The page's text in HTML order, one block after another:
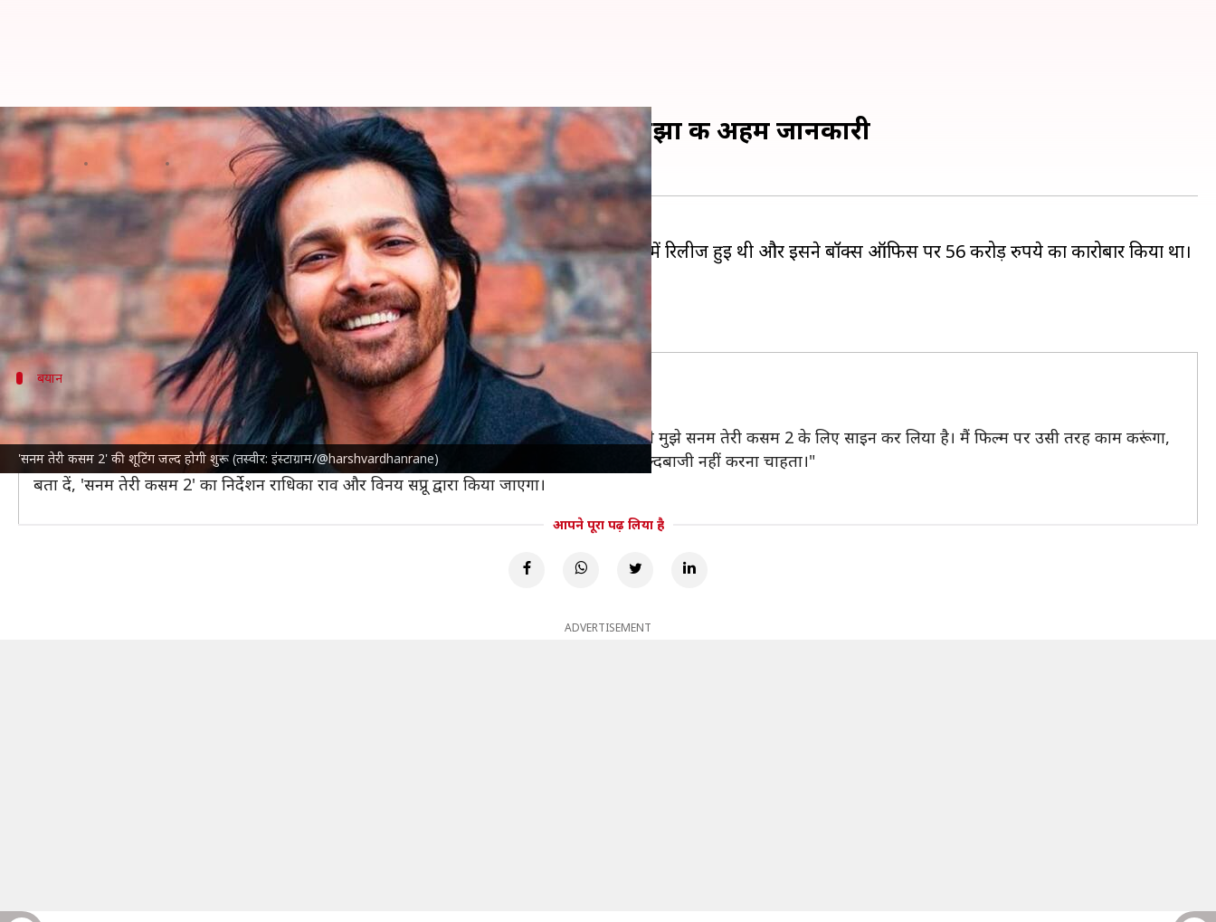
'सनम तेरी कसम 2' की शूटिंग जल्द होगी शुरू (तस्वीर: इंस्टाग्राम/@harshvardhanrane)
'सनम तेरी कसम 2' की शूटिंग जल्द होगी शुरू, हर्षवर्धन राणे ने साझा की अहम जानकारी
Aug 01, 2023
क्या है खबर?
हर्षवर्धन राणे
की 'सनम तेरी कसम' को दर्शकों ने काफी सराहा था। फिल्म साल 2016 में सिनेमाघरों में रिलीज हुई थी और इसने बॉक्स ऑफिस पर 56 करोड़ रुपये का कारोबार किया था।
दर्शक पिछले लंबे वक्त से 'सनम तेरी कसम' की दूसरी किस्त का इंतजार कर रहे हैं।
पिछले साल हर्षवर्धन ने खुलासा किया था कि फिल्म का सीक्वल आखिराकर बन रहा है।
बयान
निर्माताओं ने मुझे फिल्म के लिए साइन कर लिया है- हर्षवर्धन राणे
न्यूज 18को हर्षवर्धन ने बताया, "कुछ दिनों पहले मुझे निर्माताओं ने अपने ऑफिस में बुलाया था और उन्होंने मुझे सनम तेरी कसम 2 के लिए साइन कर लिया है। मैं फिल्म पर उसी तरह काम करूंगा,
जैसे मैंने पहली फिल्म पर किया था। फिल्म की शूटिंग जल्द शुरू होगी। मैं फिल्म में किसी तरह की कोई जल्दबाजी नहीं करना चाहता।"
बता दें, 'सनम तेरी कसम 2' का निर्देशन राधिका राव और विनय सप्रू द्वारा किया जाएगा।
आपने पूरा पढ़ लिया है
ADVERTISEMENT